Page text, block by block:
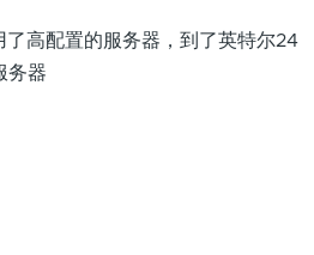
高配置的服务器，到了英特尔24
务器